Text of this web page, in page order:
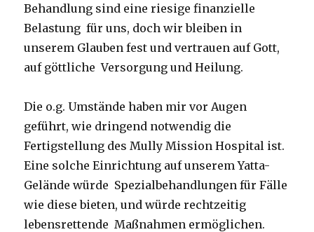
Behandlung sind eine riesige finanzielle
Belastung für uns, doch wir bleiben in
unserem Glauben fest und vertrauen auf Gott,
auf göttliche Versorgung und Heilung.
Die o.g. Umstände haben mir vor Augen
geführt, wie dringend notwendig die
Fertigstellung des Mully Mission Hospital ist.
Eine solche Einrichtung auf unserem Yatta-
Gelände würde Spezialbehandlungen für Fälle
wie diese bieten, und würde rechtzeitig
lebensrettende Maßnahmen ermöglichen.